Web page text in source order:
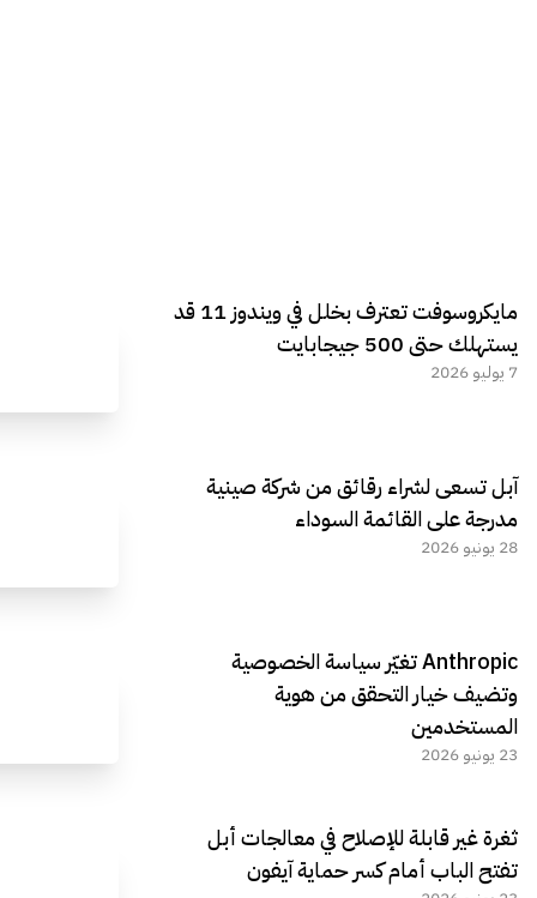
مايكروسوفت تعترف بخلل في ويندوز 11 قد
يستهلك حتى 500 جيجابايت
7 يوليو 2026
آبل تسعى لشراء رقائق من شركة صينية
مدرجة على القائمة السوداء
28 يونيو 2026
Anthropic تغيّر سياسة الخصوصية
وتضيف خيار التحقق من هوية
المستخدمين
23 يونيو 2026
ثغرة غير قابلة للإصلاح في معالجات أبل
تفتح الباب أمام كسر حماية آيفون